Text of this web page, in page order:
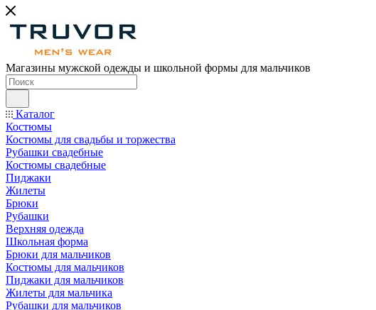
Магазины мужской одежды и школьной формы для мальчиков
Каталог
Костюмы
Костюмы для свадьбы и торжества
Рубашки свадебные
Костюмы свадебные
Пиджаки
Жилеты
Брюки
Рубашки
Верхняя одежда
Школьная форма
Брюки для мальчиков
Костюмы для мальчиков
Пиджаки для мальчиков
Жилеты для мальчика
Рубашки для мальчиков